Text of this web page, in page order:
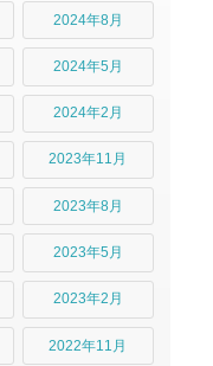
2024年8月
2024年5月
2024年2月
2023年11月
2023年8月
2023年5月
2023年2月
2022年11月